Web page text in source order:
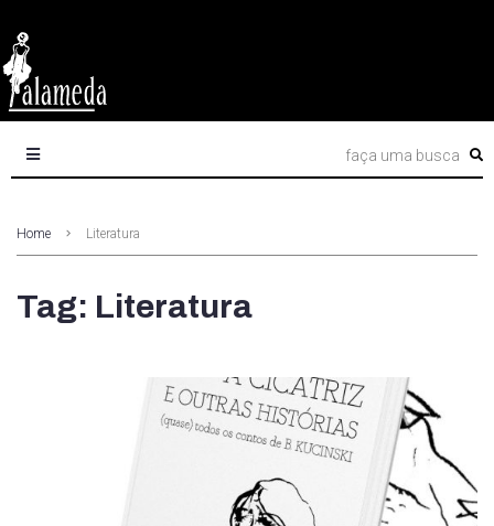
Home Literatura
Tag: Literatura